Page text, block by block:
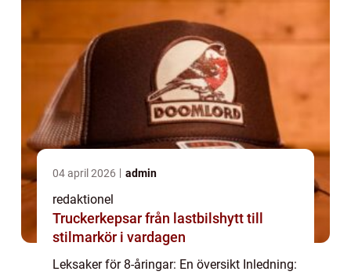
04 april 2026 admin
redaktionel
Truckerkepsar från lastbilshytt till
stilmarkör i vardagen
Leksaker för 8-åringar: En översikt Inledning: